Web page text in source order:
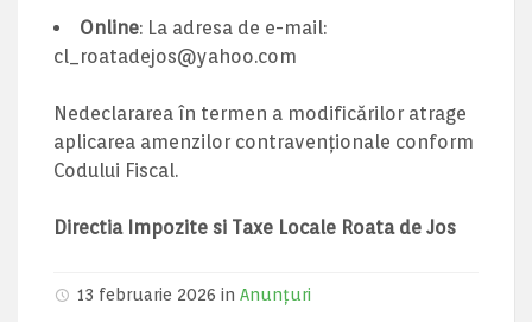
Online: La adresa de e-mail:
cl_roatadejos@yahoo.com
Nedeclararea în termen a modificărilor atrage
aplicarea amenzilor contravenționale conform
Codului Fiscal.
Directia Impozite si Taxe Locale Roata de Jos
13 februarie 2026 in Anunțuri